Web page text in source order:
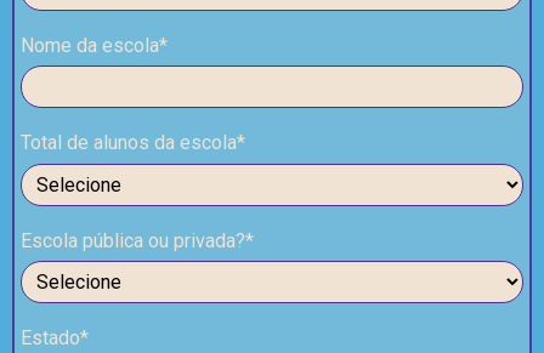
Nome da escola*
Total de alunos da escola*
Escola pública ou privada?*
Estado*